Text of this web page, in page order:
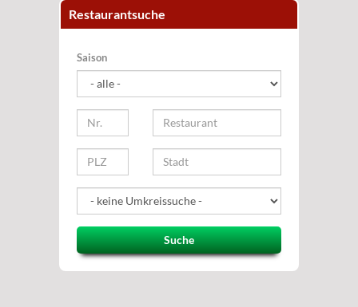
Restaurantsuche
Saison
Suche